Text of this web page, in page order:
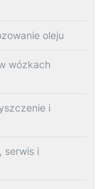
oleju
wózkach
i
serwis i